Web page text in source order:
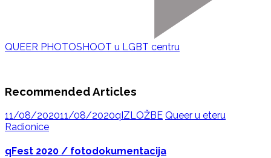
QUEER PHOTOSHOOT u LGBT centru
Recommended Articles
11/08/202011/08/2020qIZLOŽBE Queer u eteru
Radionice
qFest 2020 / fotodokumentacija